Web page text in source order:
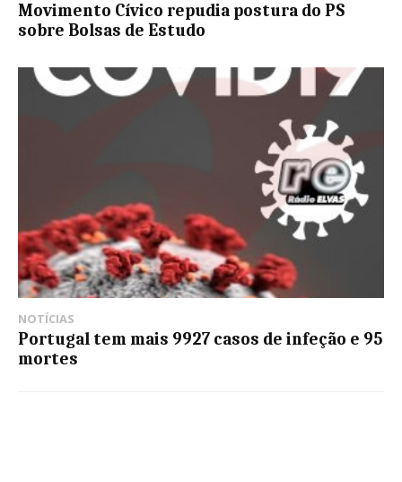
Movimento Cívico repudia postura do PS
sobre Bolsas de Estudo
NOTÍCIAS
Portugal tem mais 9927 casos de infeção e 95
mortes